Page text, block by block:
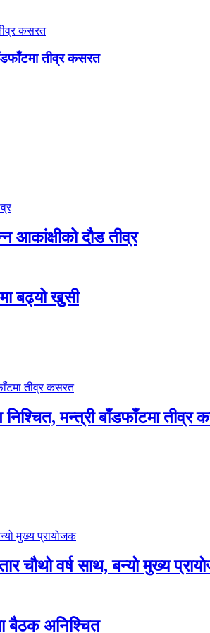
तीव्र कसरत
आकांक्षीको दौड तीव्र
बढ्यो खुसी
मन्त्री बाँडफाँटमा तीव्र
चौथो वर्ष साथ, बन्यो मुख्य
बैठक अनिश्चित